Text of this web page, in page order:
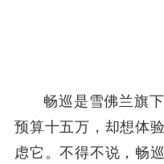
畅巡是雪佛兰旗
预算十五万，却想体
虑它。不得不说，畅